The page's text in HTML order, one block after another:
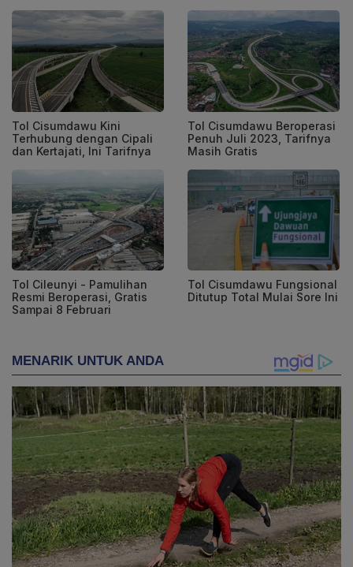
Tol Cisumdawu Kini
Terhubung dengan Cipali
dan Kertajati, Ini Tarifnya
Tol Cisumdawu Beroperasi
Penuh Juli 2023, Tarifnya
Masih Gratis
Tol Cileunyi - Pamulihan
Resmi Beroperasi, Gratis
Sampai 8 Februari
Tol Cisumdawu Fungsional
Ditutup Total Mulai Sore Ini